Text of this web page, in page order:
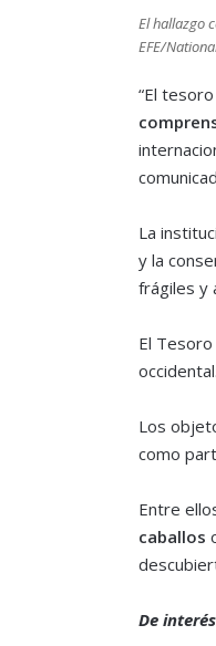
El hallazgo
EFE/
“El
La
y la
frágiles y
El
occidental.
Los
como
Entre
caballos
De